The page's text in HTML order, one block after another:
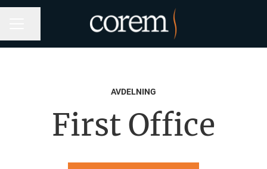
AVDELNING
First Office